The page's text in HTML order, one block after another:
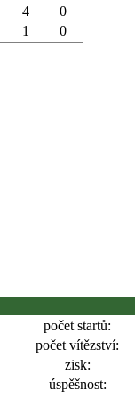
4
0
1 0
počet startů:
počet vítězství:
zisk:
úspěšnost: